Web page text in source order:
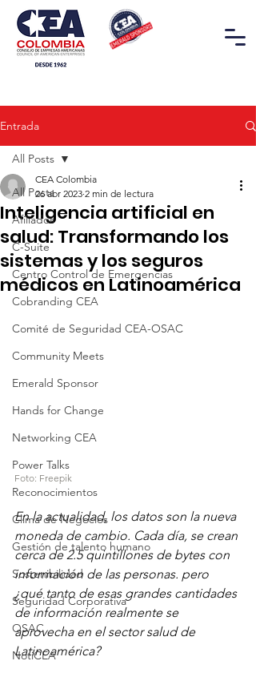
Entrada
All Posts
Afiliados
C-Suite
Centro Control de Emergencias
Cobranding CEA
Comité de Seguridad CEA-OSAC
Community Meets
Emerald Sponsor
Hands for Change
Networking CEA
Power Talks
Reconocimientos
Clima de Negocios
Gestión de talento humano
Sostenibilidad
Seguridad Corporativa
OSAC
NotiCEA
All Posts
Inteligencia artificial en
salud: Transformando los
sistemas y los seguros
médicos en Latinoamérica
CEA Colombia
26 abr 2023 2 min de lectura
Foto: Freepik
En la actualidad, los datos son la nueva
moneda de cambio. Cada día, se crean
cerca de 2.5 quintillones de bytes con
información de las personas. pero
¿qué tanto de esas grandes cantidades
de información realmente se
aprovecha en el sector salud de
Latinoamérica?